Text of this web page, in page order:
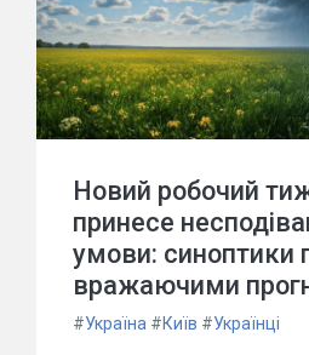
Новий робочий
принесе
умови: синоптики
вражаючими
#Україна #Київ #Українці